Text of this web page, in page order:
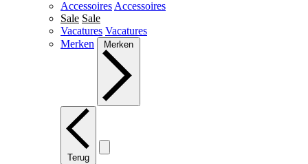
Accessoires Accessoires
Sale Sale
Vacatures Vacatures
Merken
Merken
Terug